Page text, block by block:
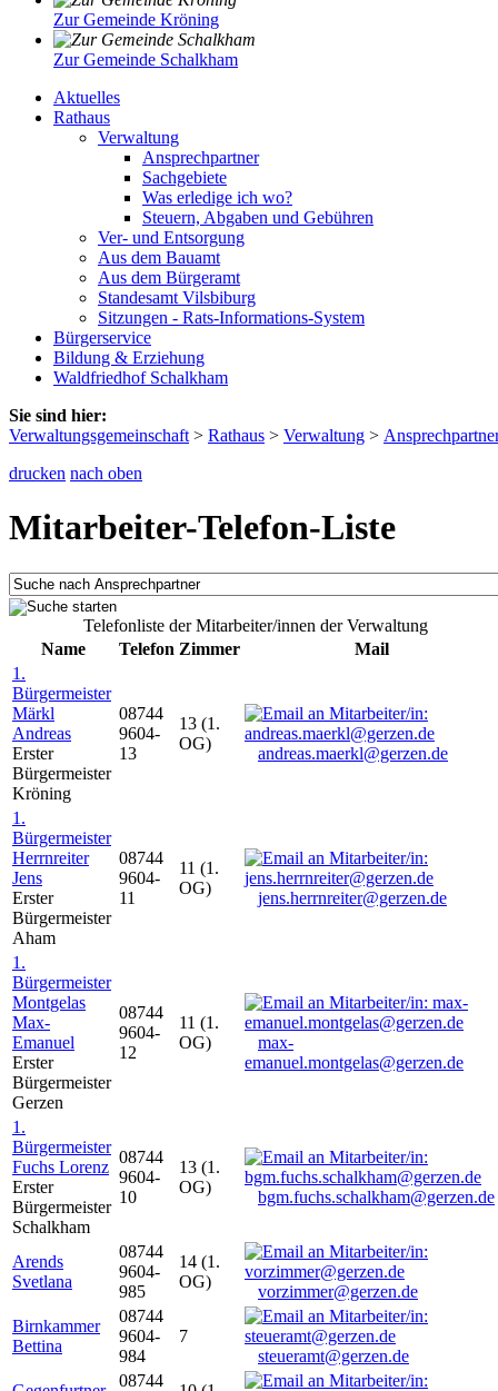
Zur Gemeinde Kröning
Zur Gemeinde Schalkham
Aktuelles
Rathaus
Verwaltung
Ansprechpartner
Sachgebiete
Was erledige ich wo?
Steuern, Abgaben und Gebühren
Ver- und Entsorgung
Aus dem Bauamt
Aus dem Bürgeramt
Standesamt Vilsbiburg
Sitzungen - Rats-Informations-System
Bürgerservice
Bildung & Erziehung
Waldfriedhof Schalkham
Sie sind hier:
Verwaltungsgemeinschaft > Rathaus > Verwaltung >
drucken nach oben
Mitarbeiter-Telefon-Liste
Telefonliste der Mitarbeiter/innen der Verwaltung
Name
Telefon Zimmer
Mail
1.
Bürgermeister
Märkl
Andreas
Erster
Bürgermeister
Kröning
08744
9604-
13
13 (1.
OG)
andreas.maerkl@gerzen.de
1.
Bürgermeister
Herrnreiter
Jens
Erster
Bürgermeister
Aham
08744
9604-
11
11 (1.
OG)
jens.herrnreiter@gerzen.de
1.
Bürgermeister
Montgelas
Max-
Emanuel
Erster
Bürgermeister
Gerzen
08744
9604-
12
11 (1.
OG)
max-
emanuel.montgelas@gerzen.de
1.
Bürgermeister
Fuchs Lorenz
Erster
Bürgermeister
Schalkham
08744
9604-
10
13 (1.
OG)
bgm.fuchs.schalkham@gerzen.de
Arends
Svetlana
08744
9604-
985
14 (1.
OG)
vorzimmer@gerzen.de
Birnkammer
Bettina
08744
9604-
984
7
steueramt@gerzen.de
08744